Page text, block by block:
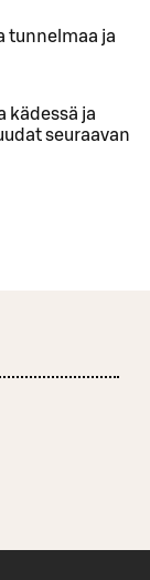
tunnelmaa ja
kädessä ja
seuraavan